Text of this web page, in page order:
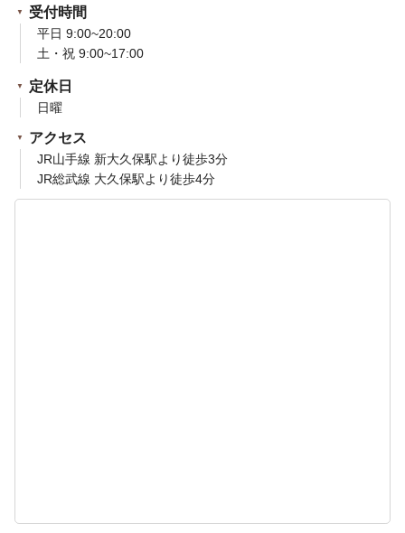
受付時間
平日 9:00~20:00
土・祝 9:00~17:00
定休日
日曜
アクセス
JR山手線 新大久保駅より徒歩3分
JR総武線 大久保駅より徒歩4分